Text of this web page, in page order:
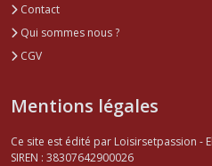
Contact
Qui sommes nous ?
CGV
Mentions légales
Ce site est édité par Loisirsetpassion -
SIREN : 38307642900026